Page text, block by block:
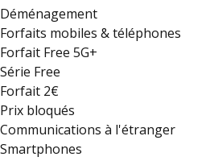
Déménagement
Forfaits mobiles & téléphones
Forfait Free 5G+
Série Free
Forfait 2€
Prix bloqués
Communications à l'étranger
Smartphones